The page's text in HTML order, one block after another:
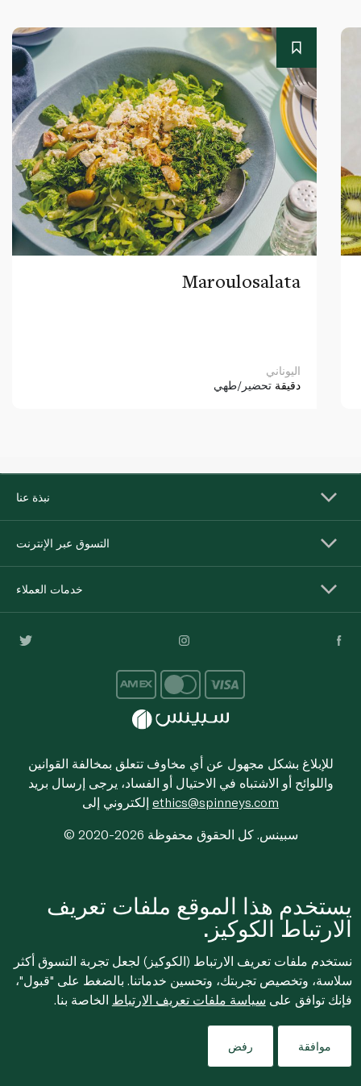
Maroulosalata
اليوناني
دقيقة تحضير/طهي
نبذة عنا
التسوق عبر الإنترنت
خدمات العملاء
للإبلاغ بشكل مجهول عن أي مخاوف تتعلق بمخالفة القوانين
واللوائح أو الاشتباه في الاحتيال أو الفساد، يرجى إرسال بريد
ethics@spinneys.com
© 2020-2026 سبينس. كل الحقوق محفوظة
يستخدم هذا الموقع ملفات تعريف
الارتباط الكوكيز.
نستخدم ملفات تعريف الارتباط (الكوكيز) لجعل تجربة التسوق أكثر
سلاسة، وتخصيص تجربتك، وتحسين خدماتنا. بالضغط على "قبول"،
فإنك توافق على سياسة ملفات تعريف الارتباط الخاصة بنا.
موافقة رفض